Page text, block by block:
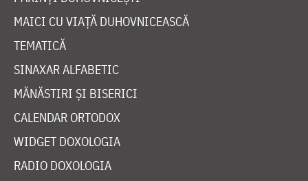
MAICI CU VIAȚĂ DUHOVNICEASCĂ
TEMATICĂ
SINAXAR ALFABETIC
MĂNĂSTIRI ȘI BISERICI
CALENDAR ORTODOX
WIDGET DOXOLOGIA
RADIO DOXOLOGIA